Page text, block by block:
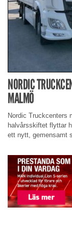
NORDIC
MALMÖ
Nordic Truckcenters
halvårsskiftet flyttar
ett nytt, gemensamt